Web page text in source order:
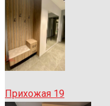
Прихожая 19